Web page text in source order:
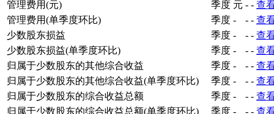
管理费用(元)
季度 元 - - 查
管理费用(单季度环比)
季度 - - - 查
少数股东损益
季度 - - - 查
少数股东损益(单季度环比)
季度 - - - 查
归属于少数股东的其他综合收益
季度 - - - 查
归属于少数股东的其他综合收益(单季度环比)
季度 - - - 查
归属于少数股东的综合收益总额
季度 - - - 查
归属于少数股东的综合收益总额(单季度环比)
季度 - - - 查